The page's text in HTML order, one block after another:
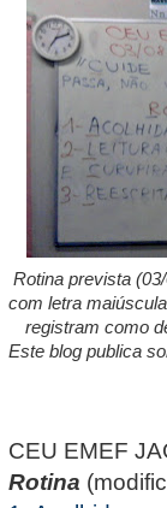
Rotina prevista
com letra
registram como
Este blog publica
CEU EMEF
Rotina